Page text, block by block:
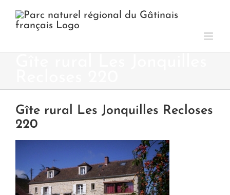
contenu
Gîte rural Les Jonquilles Recloses
220